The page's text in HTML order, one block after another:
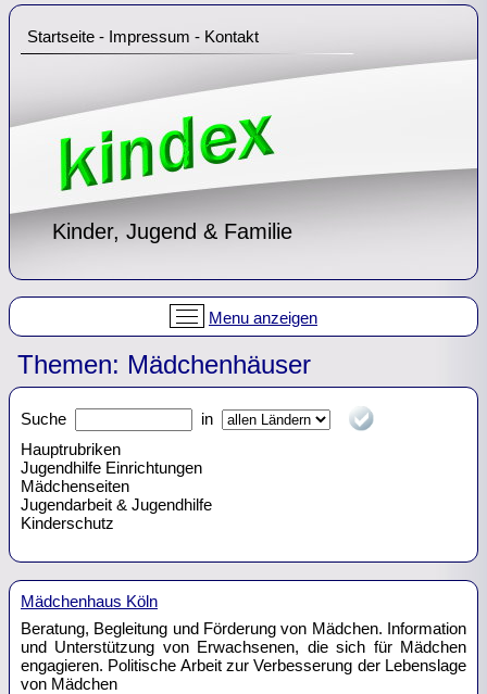
Kinder, Jugend & Familie
Menu anzeigen
Themen: Mädchenhäuser
Suche
in
Hauptrubriken
Jugendhilfe Einrichtungen
Mädchenseiten
Jugendarbeit & Jugendhilfe
Kinderschutz
Mädchenhaus Köln
Beratung, Begleitung und Förderung von Mädchen. Information
und Unterstützung von Erwachsenen, die sich für Mädchen
engagieren. Politische Arbeit zur Verbesserung der Lebenslage
von Mädchen
Startseite - Impressum - Kontakt